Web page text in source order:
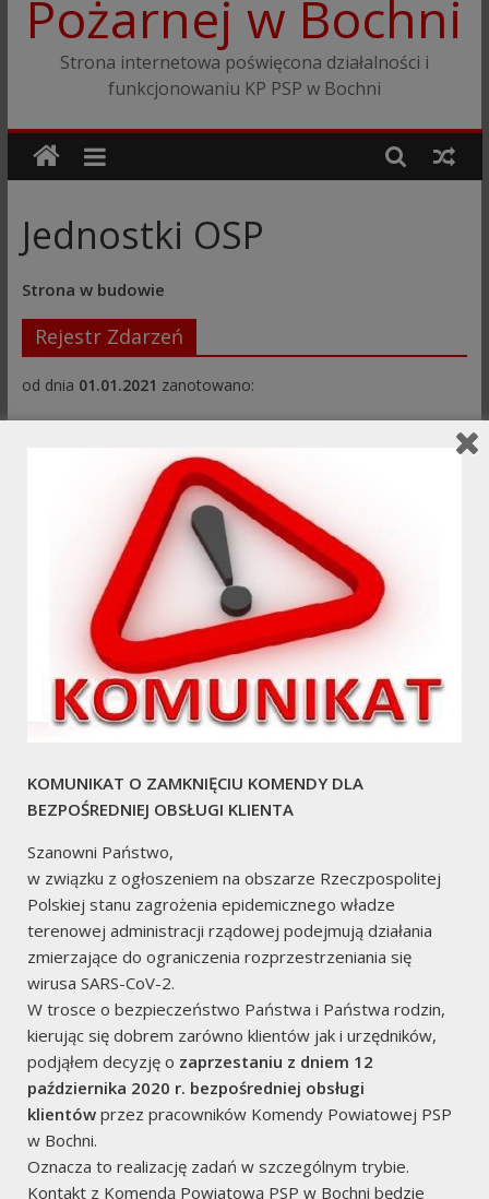
Pożarnej w Bochni
Strona internetowa poświęcona działalności i
funkcjonowaniu KP PSP w Bochni
Jednostki OSP
Strona w budowie
Rejestr Zdarzeń
od dnia 01.01.2021 zanotowano:
2
Pożary
Miejscowe Zagrożenia
2
Alarmy Fałszywe
administracja
KOMUNIKAT O ZAMKNIĘCIU KOMENDY DLA
BEZPOŚREDNIEJ OBSŁUGI KLIENTA
Szanowni Państwo,
w związku z ogłoszeniem na obszarze Rzeczpospolitej
Polskiej stanu zagrożenia epidemicznego władze
terenowej administracji rządowej podejmują działania
zmierzające do ograniczenia rozprzestrzeniania się
wirusa SARS-CoV-2.
W trosce o bezpieczeństwo Państwa i Państwa rodzin,
kierując się dobrem zarówno klientów jak i urzędników,
podjąłem decyzję o zaprzestaniu z dniem 12
października 2020 r. bezpośredniej obsługi
klientów przez pracowników Komendy Powiatowej PSP
w Bochni.
Oznacza to realizację zadań w szczególnym trybie.
Kontakt z Komendą Powiatową PSP w Bochni będzie